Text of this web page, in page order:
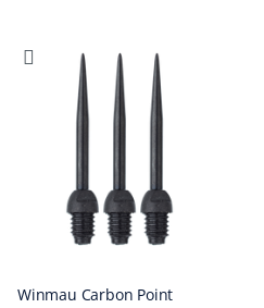
Winmau Carbon Point